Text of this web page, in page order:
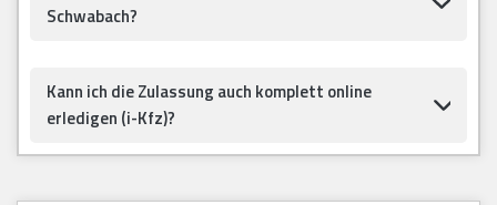
Schwabach?
Kann ich die Zulassung auch komplett online
erledigen (i-Kfz)?